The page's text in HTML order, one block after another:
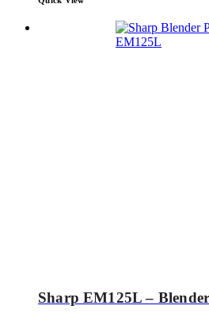
Sharp EM125L –